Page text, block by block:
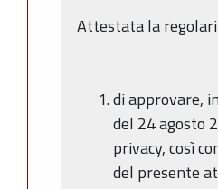
Attestata la
di approvare,
del 24 agosto
privacy, così
del presente